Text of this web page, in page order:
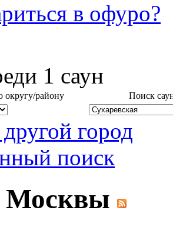
в офуро?
1 саун
округу/району Поиск
город
поиск
Москвы